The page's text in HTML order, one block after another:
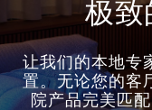
极致
让我们的本地专
置。无论您的客
院产品完美匹